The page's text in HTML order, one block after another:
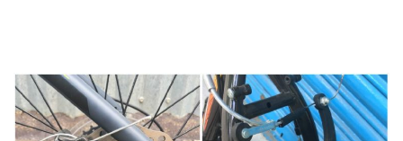
Nhật ký sửa chữa
About